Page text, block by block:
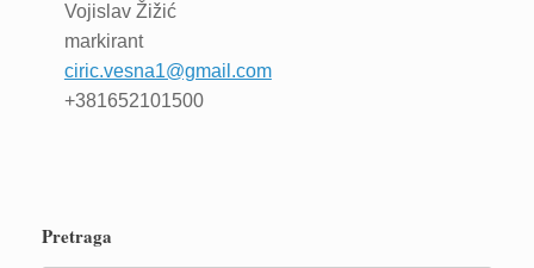
Vojislav Žižić
markirant
ciric.vesna1@gmail.com
+381652101500
Pretraga